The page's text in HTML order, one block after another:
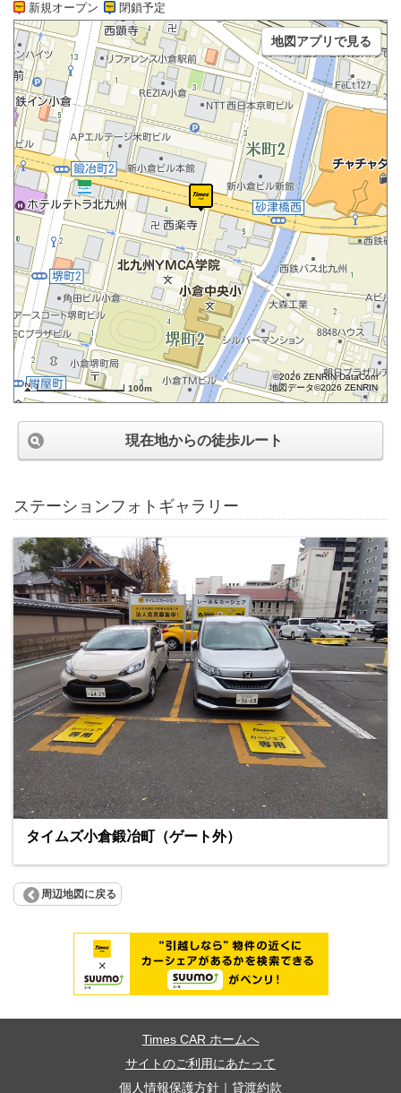
新規オープン 閉鎖予定
100m
©2026 ZENRIN DataCom
地図データ©2026 ZENRIN
地図アプリで見る
現在地からの徒歩ルート
ステーションフォトギャラリー
タイムズ小倉鍛冶町（ゲート外）
周辺地図に戻る
Times CAR ホームへ
サイトのご利用にあたって
個人情報保護方針
貸渡約款